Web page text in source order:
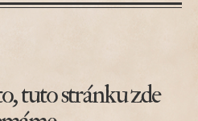
tuto stránku zde